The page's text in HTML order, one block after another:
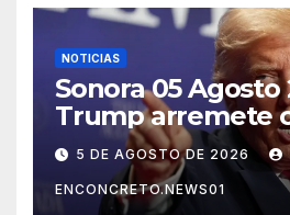
NOTICIAS
Sonora 05 Agosto
Trump arremete
México, Canadá y
potencias por
abusos
5 DE AGOSTO DE 2026
ENCONCRETO.NEWS01